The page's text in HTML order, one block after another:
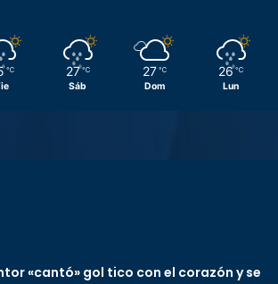
℃ 27 ℃
Sáb
27 ℃
Dom
26 ℃
Lun
«cantó» gol tico con el corazón y se